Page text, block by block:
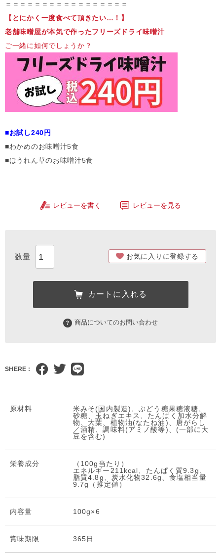
＝＝＝＝＝＝＝＝＝＝＝＝＝＝＝＝＝
【とにかく一度食べて頂きたい…！】
老舗味噌屋が本気で作ったフリーズドライ味噌汁
ご一緒に如何でしょうか？
■お試し240円
■わかめのお味噌汁5食
■ほうれん草のお味噌汁5食
レビューを書く レビューを見る
お気に入りに登録する
カートに入れる
商品についてのお問い合わせ
SHERE :
原材料
米みそ(国内製造)、ぶどう糖果糖液糖、
砂糖、玉ねぎエキス、たんぱく加水分解
物、大葉、植物油(なたね油)、唐がらし
／酒精、調味料(アミノ酸等)、(一部に大
豆を含む)
栄養成分
（100g当たり）
エネルギー211kcal、たんぱく質9.3g、
脂質4.8g、炭水化物32.6g、食塩相当量
9.7g（推定値）
内容量 100g×6
賞味期限 365日